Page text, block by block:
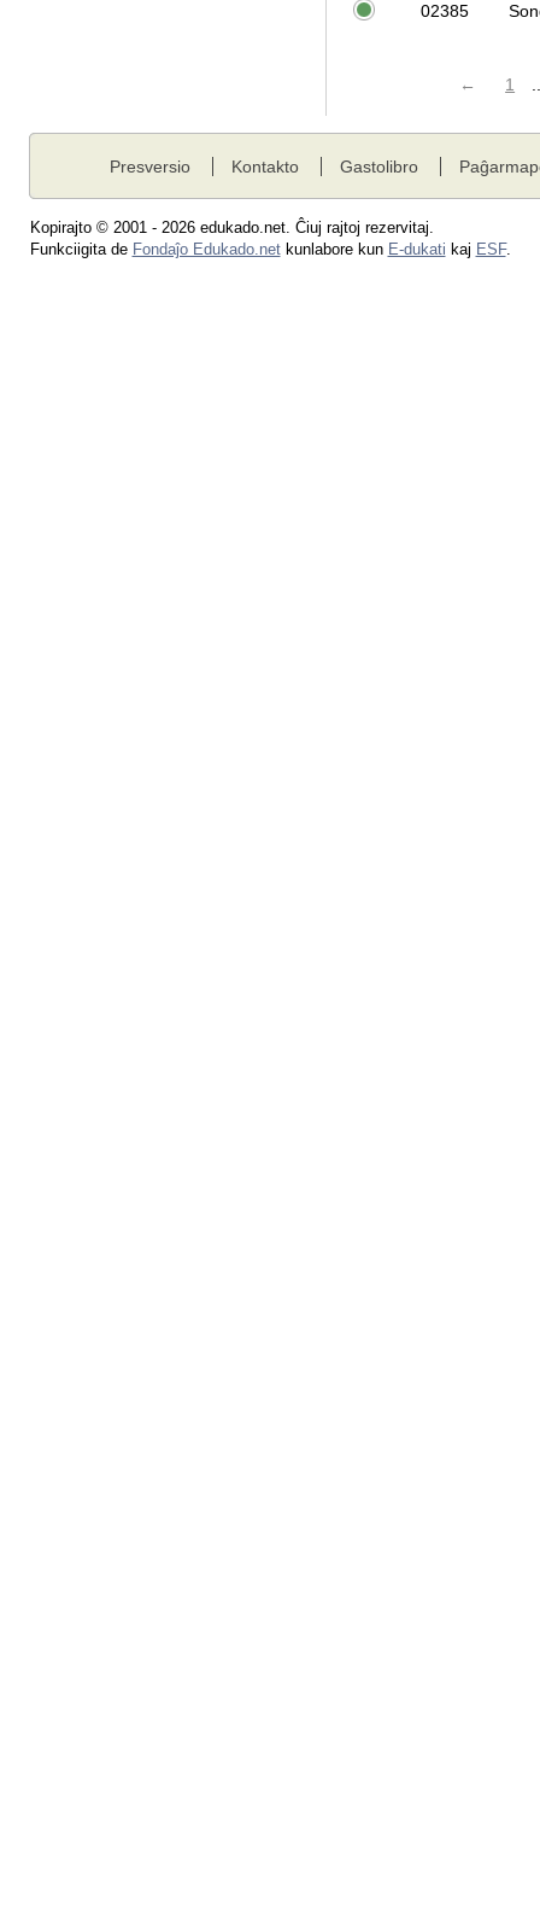
02385
← 1
Presversio Kontakto Gastolibro
Kopirajto © 2001 - 2026 edukado.net. Ĉiuj rajtoj rezervitaj.
Funkciigita de Fondaĵo Edukado.netkunlabore kun E-dukati kaj ESF.